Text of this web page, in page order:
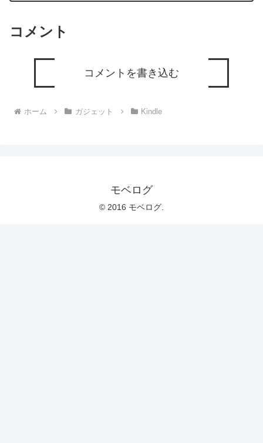
コメント
コメントを書き込む
ホーム ガジェット Kindle
モベログ
© 2016 モベログ.